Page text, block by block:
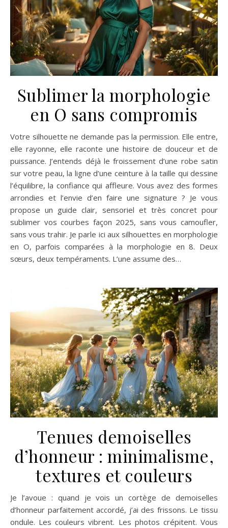
Sublimer la morphologie
en O sans compromis
Votre silhouette ne demande pas la permission. Elle entre,
elle rayonne, elle raconte une histoire de douceur et de
puissance. J’entends déjà le froissement d’une robe satin
sur votre peau, la ligne d’une ceinture à la taille qui dessine
l’équilibre, la confiance qui affleure. Vous avez des formes
arrondies et l’envie d’en faire une signature ? Je vous
propose un guide clair, sensoriel et très concret pour
sublimer vos courbes façon 2025, sans vous camoufler,
sans vous trahir. Je parle ici aux silhouettes en morphologie
en O, parfois comparées à la morphologie en 8. Deux
sœurs, deux tempéraments. L’une assume des…
Tenues demoiselles
d’honneur : minimalisme,
textures et couleurs
Je l’avoue : quand je vois un cortège de demoiselles
d’honneur parfaitement accordé, j’ai des frissons. Le tissu
ondule. Les couleurs vibrent. Les photos crépitent. Vous